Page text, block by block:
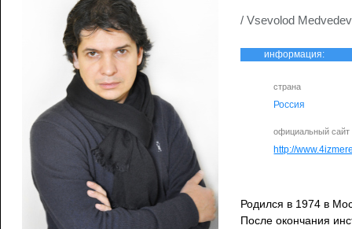
/ Vsevolod Medvedev
информация:
страна
Россия
официальный сайт
http://
Родился в 1974 в
После окончания